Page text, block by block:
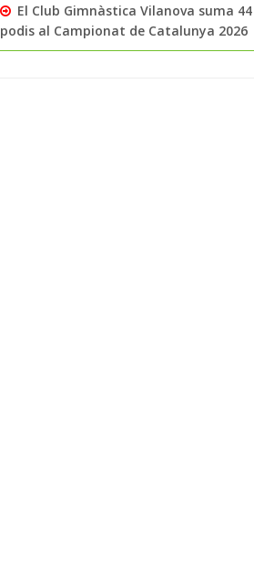
El Club Gimnàstica Vilanova suma 44
podis al Campionat de Catalunya 2026